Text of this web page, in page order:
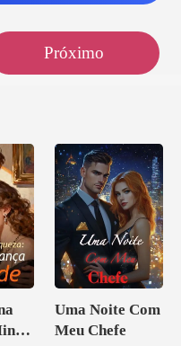
Próximo
Uma Noite Com
Meu Chefe